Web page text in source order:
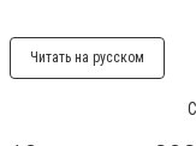
Читать на русском